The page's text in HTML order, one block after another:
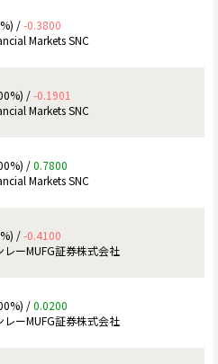
/-0.3800
Markets SNC
/-0.1901
Markets SNC
/0.7800
Markets SNC
/-0.4100
ーMUFG証券株式会社
/0.0200
ーMUFG証券株式会社